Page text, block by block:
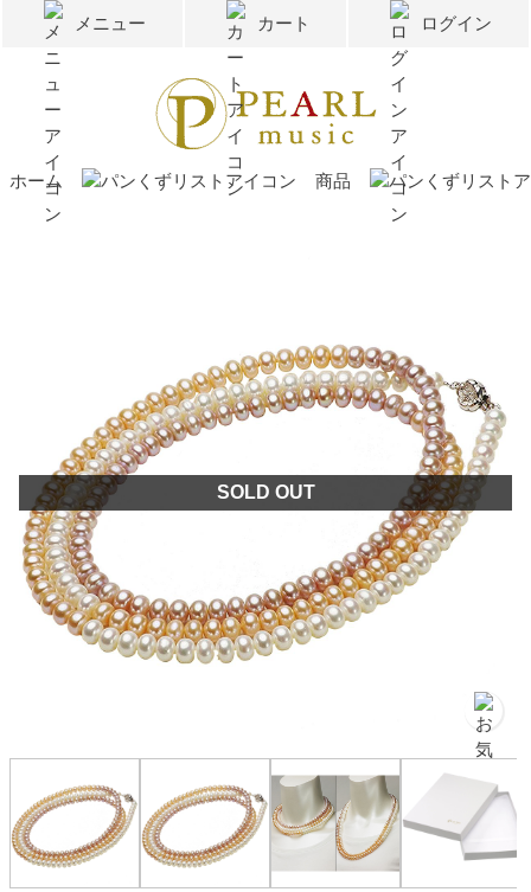
メニュー カート ログイン
ホーム 商品
SOLD OUT